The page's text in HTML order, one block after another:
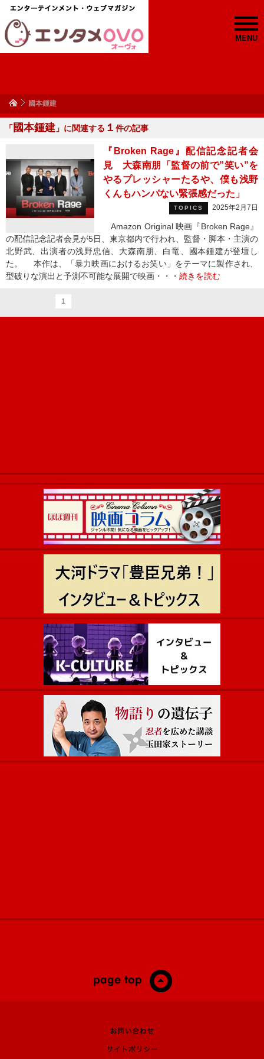
MENU
國本鍾建
「 國本鍾建 」に関連する １ 件の記事
『Broken Rage』配信記念記者会
見 大森南朋「監督の前で”笑い”を
やるプレッシャーたるや、僕も浅野
くんもハンパない緊張感だった」
TOPICS 2025年2月7日
Amazon Original 映画『Broken Rage』
の配信記念記者会見が5日、東京都内で行われ、監督・脚本・主演の
北野武、出演者の浅野忠信、大森南朋、白竜、國本鍾建が登壇し
た。 本作は、「暴力映画におけるお笑い」をテーマに製作され、
型破りな演出と予測不可能な展開で映画・・・ 続きを読む
1